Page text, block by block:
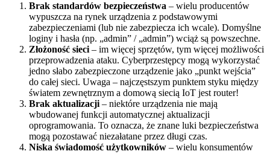
Brak standardów bezpieczeństwa – wielu producentów
wypuszcza na rynek urządzenia z podstawowymi
zabezpieczeniami (lub nie zabezpiecza ich wcale). Domyślne
loginy i hasła (np. „admin” / „admin”) wciąż są powszechne.
Złożoność sieci – im więcej sprzętów, tym więcej możliwości
przeprowadzenia ataku. Cyberprzestępcy mogą wykorzystać
jedno słabo zabezpieczone urządzenie jako „punkt wejścia”
do całej sieci. Uwaga – najczęstszym punktem styku między
światem zewnętrznym a domową siecią IoT jest router!
Brak aktualizacji – niektóre urządzenia nie mają
wbudowanej funkcji automatycznej aktualizacji
oprogramowania. To oznacza, że znane luki bezpieczeństwa
mogą pozostawać niezałatane przez długi czas.
Niska świadomość użytkowników – wielu konsumentów